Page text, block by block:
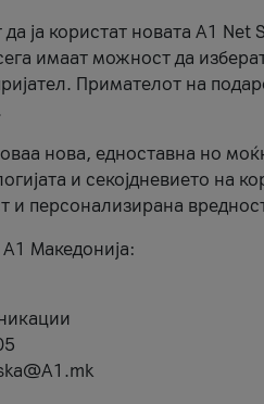
ја користат новата А1
имаат можност да
Примателот на
нова, едноставна но
и секојдневието на
и персонализирана
Македонија: